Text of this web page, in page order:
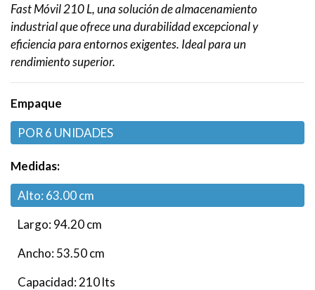
Fast Móvil 210 L, una solución de almacenamiento
industrial que ofrece una durabilidad excepcional y
eficiencia para entornos exigentes. Ideal para un
rendimiento superior.
Empaque
POR 6 UNIDADES
Medidas:
Alto: 63.00 cm
Largo: 94.20 cm
Ancho: 53.50 cm
Capacidad: 210 lts